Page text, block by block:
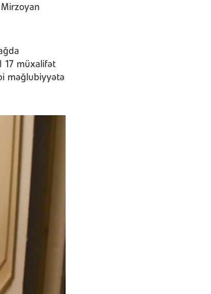
Mirzoyan
17 müxalifət
məğlubiyyətə